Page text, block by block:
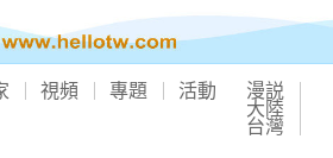
視頻 專題 活動 漫説
大陸
台灣